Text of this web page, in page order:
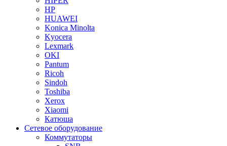
HP
HUAWEI
Konica Minolta
Kyocera
Lexmark
OKI
Pantum
Ricoh
Sindoh
Toshiba
Xerox
Xiaomi
Катюша
Сетевое оборудование
Коммутаторы